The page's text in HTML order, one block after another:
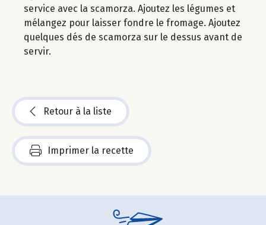
service avec la scamorza. Ajoutez les légumes et
mélangez pour laisser fondre le fromage. Ajoutez
quelques dés de scamorza sur le dessus avant de
servir.
Retour à la liste
Imprimer la recette